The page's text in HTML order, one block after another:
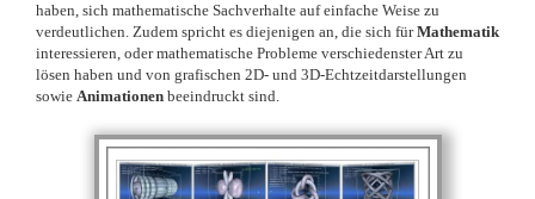
haben, sich mathematische Sachverhalte auf einfache Weise zu
verdeutlichen. Zudem spricht es diejenigen an, die sich fürMathematik
interessieren, oder mathematische Probleme verschiedenster Art zu
lösen haben und von grafischen 2D- und 3D-Echtzeitdarstellungen
sowie Animationen beeindruckt sind.